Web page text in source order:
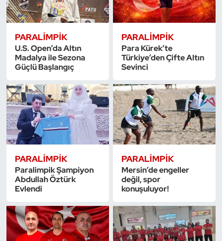
PARALIMPIK
U.S. Open’da Altın
Madalya ile Sezona
Güçlü Başlangıç
PARALIMPIK
Para Kürek’te
Türkiye’den Çifte Altın
Sevinci
PARALIMPIK
Paralimpik Şampiyon
Abdullah Öztürk
Evlendi
PARALIMPIK
Mersin’de engeller
değil, spor
konuşuluyor!
Triatlon
Voleybol
Vücut Geliştirme Fitness
Wushu Kungfu
Yelken
Yüzme